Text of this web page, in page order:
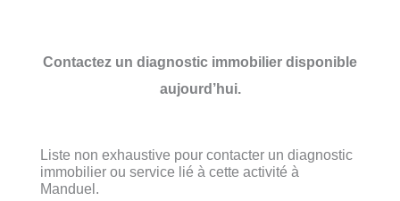
Contactez un diagnostic immobilier disponible
aujourd’hui.
Liste non exhaustive pour contacter un diagnostic
immobilier ou service lié à cette activité à
Manduel.